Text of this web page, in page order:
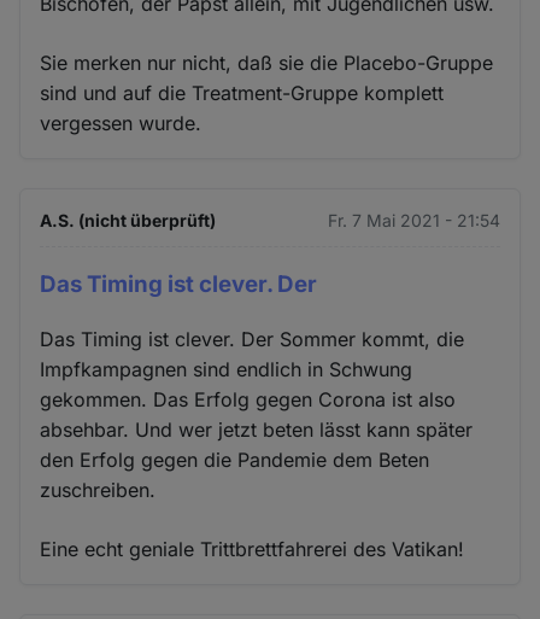
Sie merken nur nicht, daß sie die Placebo-Gruppe
sind und auf die Treatment-Gruppe komplett
vergessen wurde.
A.S. (nicht überprüft) Fr. 7 Mai 2021 - 21:54
Das Timing ist clever. Der
Das Timing ist clever. Der Sommer kommt, die
Impfkampagnen sind endlich in Schwung
gekommen. Das Erfolg gegen Corona ist also
absehbar. Und wer jetzt beten lässt kann später
den Erfolg gegen die Pandemie dem Beten
zuschreiben.
Eine echt geniale Trittbrettfahrerei des Vatikan!